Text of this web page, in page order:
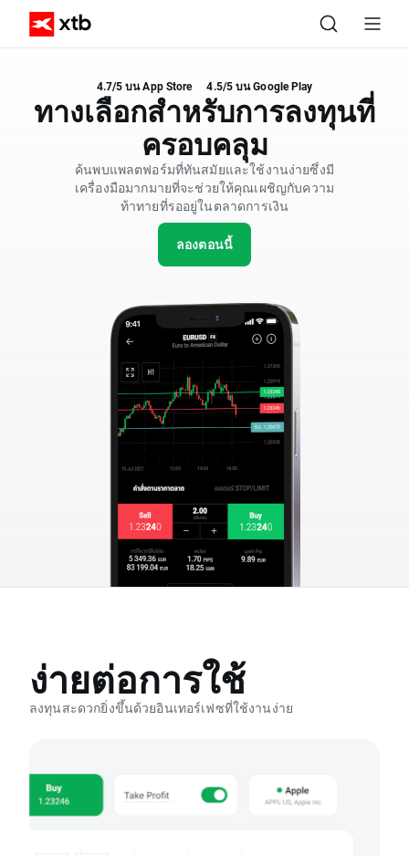
4.7/5 บน App Store 4.5/5 บน Google Play
ทางเลือกสำหรับการลงทุนที่
ครอบคลุม
ค้นพบแพลตฟอร์มที่ทันสมัยและใช้งานง่ายซึ่งมี
เครื่องมือมากมายที่จะช่วยให้คุณเผชิญกับความ
ท้าทายที่รออยู่ในตลาดการเงิน
ลองตอนนี้
ง่ายต่อการใช้
ลงทุนสะดวกยิ่งขึ้นด้วยอินเทอร์เฟซที่ใช้งานง่าย